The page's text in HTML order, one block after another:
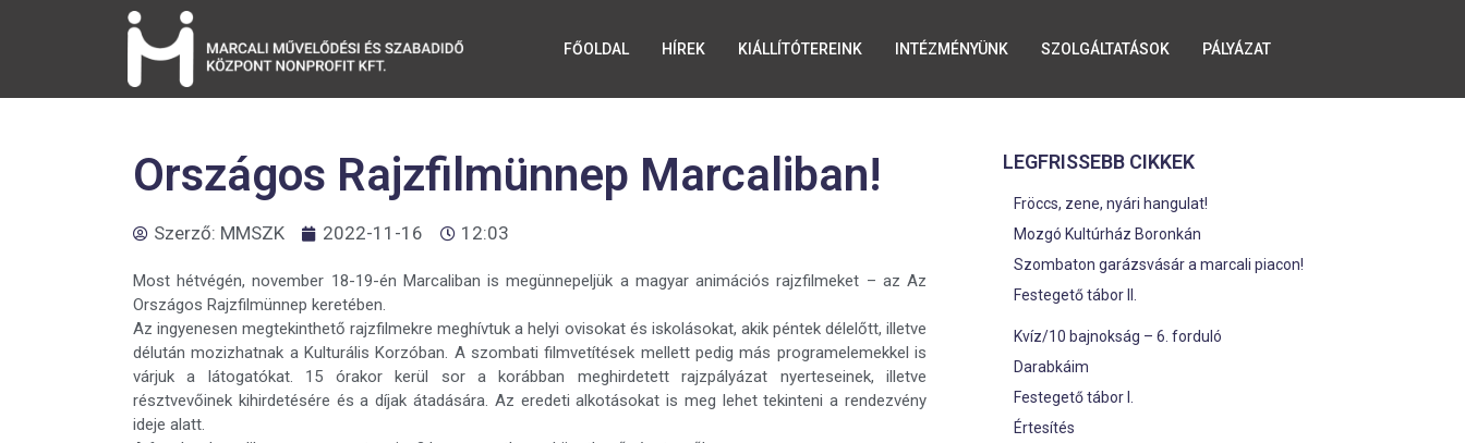
FŐOLDAL HÍREK KIÁLLÍTÓTEREINK INTÉZMÉNYÜNK SZOLGÁLTATÁSOK PÁLYÁZAT
Országos Rajzfilmünnep Marcaliban!
Szerző: MMSZK 2022-11-16 12:03
Most hétvégén, november 18-19-én Marcaliban is megünnepeljük a magyar animációs rajzfilmeket – az Az
Országos Rajzfilmünnep keretében.
Az ingyenesen megtekinthető rajzfilmekre meghívtuk a helyi ovisokat és iskolásokat, akik péntek délelőtt, illetve
délután mozizhatnak a Kulturális Korzóban. A szombati filmvetítések mellett pedig más programelemekkel is
várjuk a látogatókat. 15 órakor kerül sor a korábban meghirdetett rajzpályázat nyerteseinek, illetve
résztvevőinek kihirdetésére és a díjak átadására. Az eredeti alkotásokat is meg lehet tekinteni a rendezvény
ideje alatt.
LEGFRISSEBB CIKKEK
Fröccs, zene, nyári hangulat!
Mozgó Kultúrház Boronkán
Szombaton garázsvásár a marcali piacon!
Festegető tábor II.
Kvíz/10 bajnokság – 6. forduló
Darabkáim
Festegető tábor I.
Értesítés